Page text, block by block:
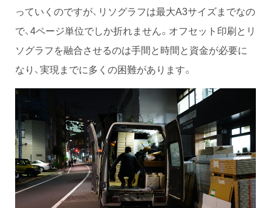
っていくのですが、リソグラフは最大A3サイズまでなの
で、4ページ単位でしか折れません。オフセット印刷とリ
ソグラフを融合させるのは手間と時間と資金が必要に
なり、実現までに多くの困難があります。